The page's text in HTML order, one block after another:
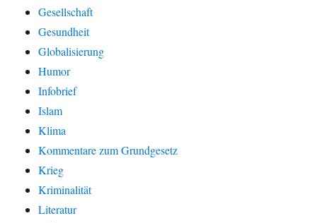
Gesellschaft
Gesundheit
Globalisierung
Humor
Infobrief
Islam
Klima
Kommentare zum Grundgesetz
Krieg
Kriminalität
Literatur